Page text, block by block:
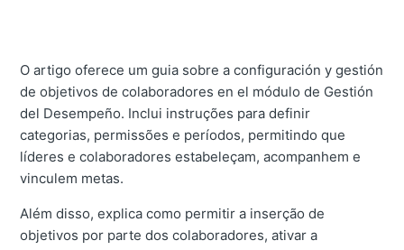
O artigo oferece um guia sobre a configuración y gestión
de objetivos de colaboradores en el módulo de Gestión
del Desempeño. Inclui instruções para definir
categorias, permissões e períodos, permitindo que
líderes e colaboradores estabeleçam, acompanhem e
vinculem metas.
Além disso, explica como permitir a inserção de
objetivos por parte dos colaboradores, ativar a